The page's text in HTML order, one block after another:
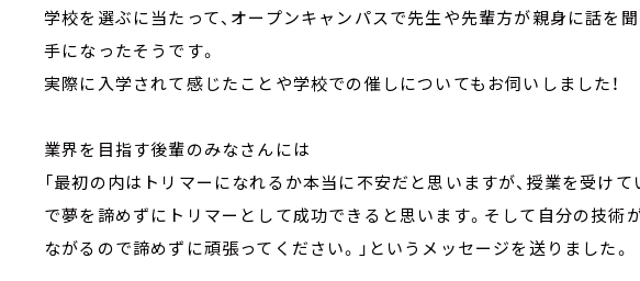
学校を選ぶに当たって、オープンキャンパスで先生や先輩方が親身に話を
手になったそうです。
実際に入学されて感じたことや学校での催しについてもお伺いしました！
業界を目指す後輩のみなさんには
「最初の内はトリマーになれるか本当に不安だと思いますが、授業を受け
で夢を諦めずにトリマーとして成功できると思います。そして自分の技術
ながるので諦めずに頑張ってください。」というメッセージを送りました。